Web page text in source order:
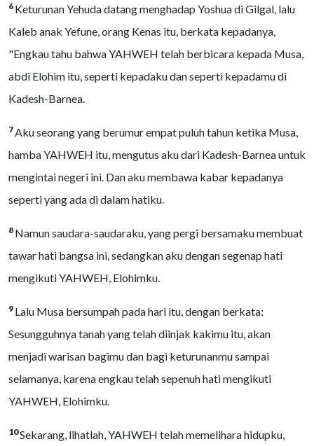
6 Keturunan Yehuda datang menghadap Yoshua di Gilgal, lalu
Kaleb anak Yefune, orang Kenas itu, berkata kepadanya,
"Engkau tahu bahwa YAHWEH telah berbicara kepada Musa,
abdi Elohim itu, seperti kepadaku dan seperti kepadamu di
Kadesh-Barnea.
7Aku seorang yang berumur empat puluh tahun ketika Musa,
hamba YAHWEH itu, mengutus aku dari Kadesh-Barnea untuk
mengintai negeri ini. Dan aku membawa kabar kepadanya
seperti yang ada di dalam hatiku.
8 Namun saudara-saudaraku, yang pergi bersamaku membuat
tawar hati bangsa ini, sedangkan aku dengan segenap hati
mengikuti YAHWEH, Elohimku.
9 Lalu Musa bersumpah pada hari itu, dengan berkata:
Sesungguhnya tanah yang telah diinjak kakimu itu, akan
menjadi warisan bagimu dan bagi keturunanmu sampai
selamanya, karena engkau telah sepenuh hati mengikuti
YAHWEH, Elohimku.
10Sekarang, lihatlah, YAHWEH telah memelihara hidupku,